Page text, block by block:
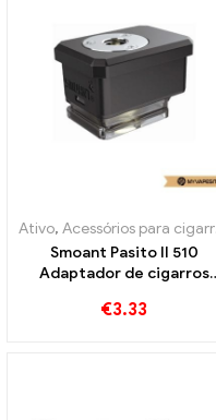
Ativo, Acessórios para cigarros eletrônicos
Smoant Pasito II 510
Adaptador de cigarros
Personalizado
€3.33